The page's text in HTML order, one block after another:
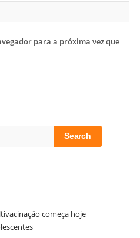
para a próxima vez que
começa hoje